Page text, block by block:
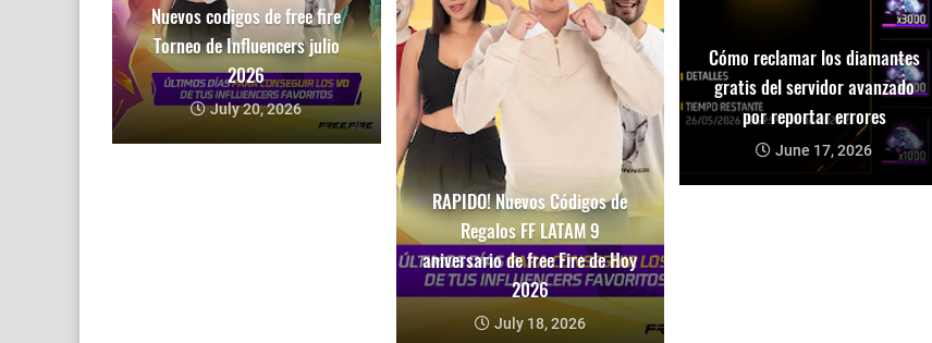
Nuevos codigos de free fire
Torneo de Influencers julio
2026
July 20, 2026
RAPIDO! Nuevos Códigos de
Regalos FF LATAM 9
aniversario de free Fire de Hoy
2026
July 18, 2026
Cómo reclamar los diamantes
gratis del servidor avanzado
por reportar errores
June 17, 2026